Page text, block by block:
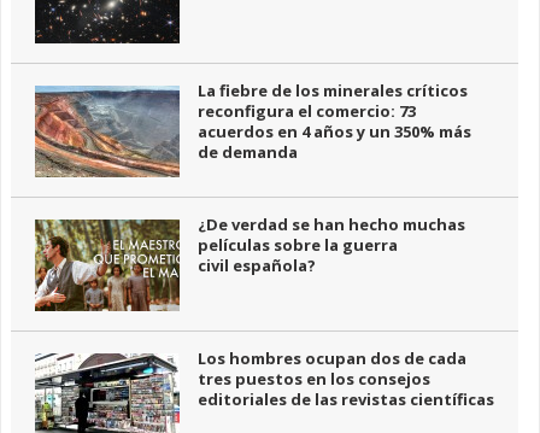
La fiebre de los minerales críticos
reconfigura el comercio: 73
acuerdos en 4 años y un 350% más
de demanda
¿De verdad se han hecho muchas
películas sobre la guerra
civil española?
Los hombres ocupan dos de cada
tres puestos en los consejos
editoriales de las revistas científicas